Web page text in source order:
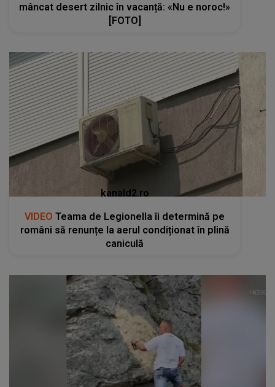
mâncat desert zilnic în vacanță: «Nu e noroc!»
[FOTO]
kanald2.ro
VIDEO Teama de Legionella îi determină pe
români să renunțe la aerul condiționat în plină
caniculă